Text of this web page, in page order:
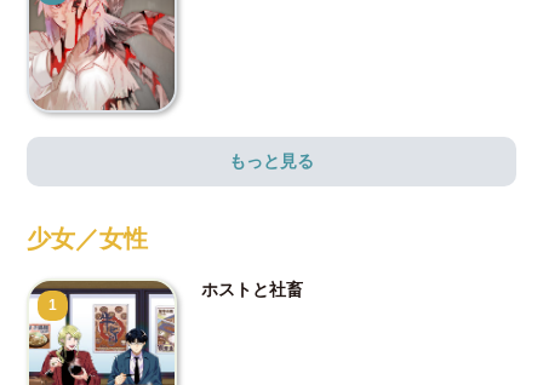
もっと見る
少女／女性
1
ホストと社畜